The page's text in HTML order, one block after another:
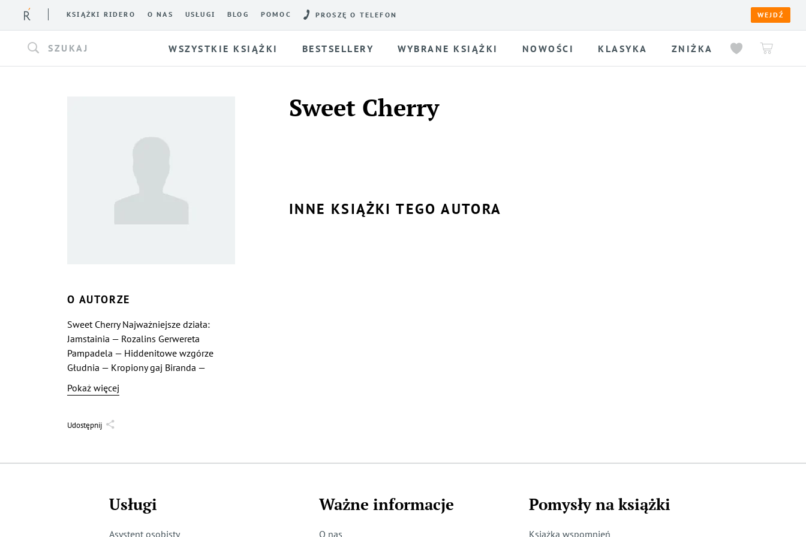
KSIĄŻKI RIDERO O NAS USŁUGI BLOG POMOC PROSZĘ O TELEFON WEJDŹ
SZUKAJ WSZYSTKIE KSIĄŻKI BESTSELLERY WYBRANE KSIĄŻKI NOWOŚCI KLASYKA ZNIŻKA
Sweet Cherry
INNE KSIĄŻKI TEGO AUTORA
O AUTORZE
Sweet Cherry Najważniejsze działa:
Jamstainia — Rozalins Gerwereta
Pampadela — Hiddenitowe wzgórze
Głudnia — Kropiony gaj Biranda —
Mroczne Wolum Aranrerina —
Wrzecionowy las Walsawina — Parzone
zwierciadła
Pokaż więcej
Udostępnij
Usługi
Asystent osobisty
Ważne informacje
O nas
Pomysły na książki
Książka wspomnień